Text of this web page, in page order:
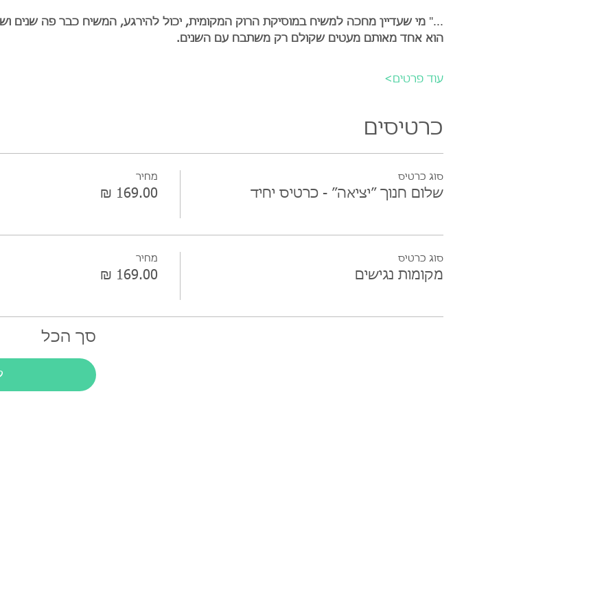
..." מי שעדיין מחכה למשיח במוסיקת הרוק המקומית, יכול להירגע, המשיח כבר פה שנים
הוא אחד מאותם מעטים שקולם רק משתבח עם השנים.
עוד פרטים>
כרטיסים
סוג כרטיס
שלום חנוך ״יציאה״ - כרטיס יחיד
מחיר
סוג כרטיס
מקומות נגישים
מחיר
סך הכל